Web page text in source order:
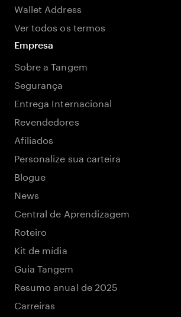
Wallet Address
Ver todos os termos
Empresa
Sobre a Tangem
Segurança
Entrega Internacional
Revendedores
Afiliados
Personalize sua carteira
Blogue
News
Central de Aprendizagem
Roteiro
Kit de mídia
Guia Tangem
Resumo anual de 2025
Carreiras